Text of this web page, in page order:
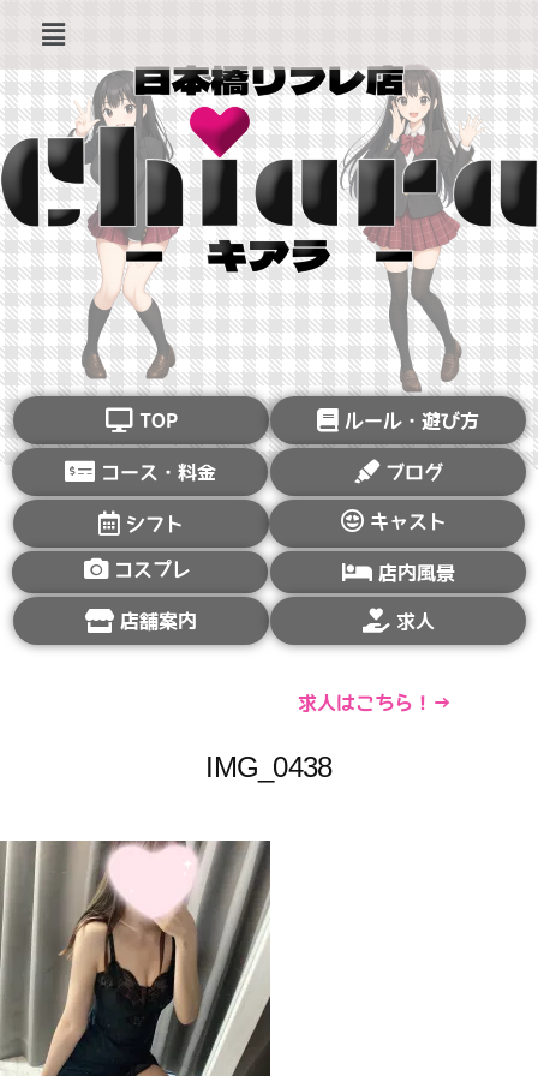
TOP ルール・遊び方
コース・料金 ブログ
シフト キャスト
コスプレ 店内風景
店舗案内 求人
求人はこちら！→
IMG_0438